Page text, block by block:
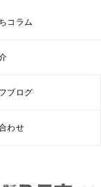
コラム
ブログ
わせ